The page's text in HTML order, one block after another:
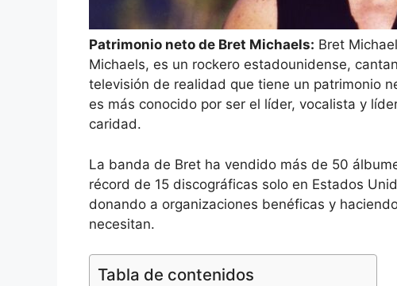
Patrimonio neto de Bret Michaels: Bret
Michaels, es un rockero estadounidense,
televisión de realidad que tiene un patrimonio
es más conocido por ser el líder, vocalista y
caridad.
La banda de Bret ha vendido más de 50
récord de 15 discográficas solo en Estados
donando a organizaciones benéficas y
necesitan.
Tabla de contenidos